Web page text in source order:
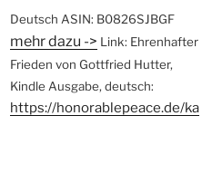
Deutsch ASIN: B0826SJBGF
mehr dazu -> Link: Ehrenhafter
Frieden von Gottfried Hutter,
Kindle Ausgabe, deutsch:
https://honorablepeace.de/ka